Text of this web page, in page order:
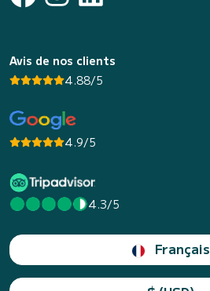
Avis de nos clients
4.88/5
4.9/5
4.3/5
Français